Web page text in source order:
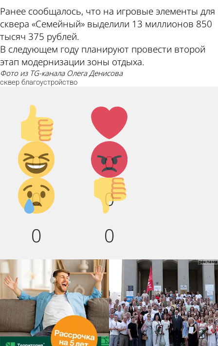
Ранее сообщалось, что на игровые элементы для
сквера «Семейный» выделили 13 миллионов 850
тысяч 375 рублей.
В следующем году планируют провести второй
этап модернизации зоны отдыха.
фото из TG-канала Олега Денисова
сквер благоустройство
Палец
вверх!
0
Лайк!
0
Дикий
смех!
0
Агрессия!
0
Грусть :(
0
Палец
вниз!
0